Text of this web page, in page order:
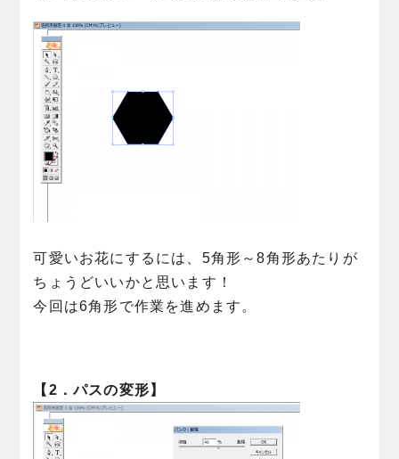
可愛いお花にするには、5角形～8角形あたりが
ちょうどいいかと思います！
今回は6角形で作業を進めます。
【2．パスの変形】